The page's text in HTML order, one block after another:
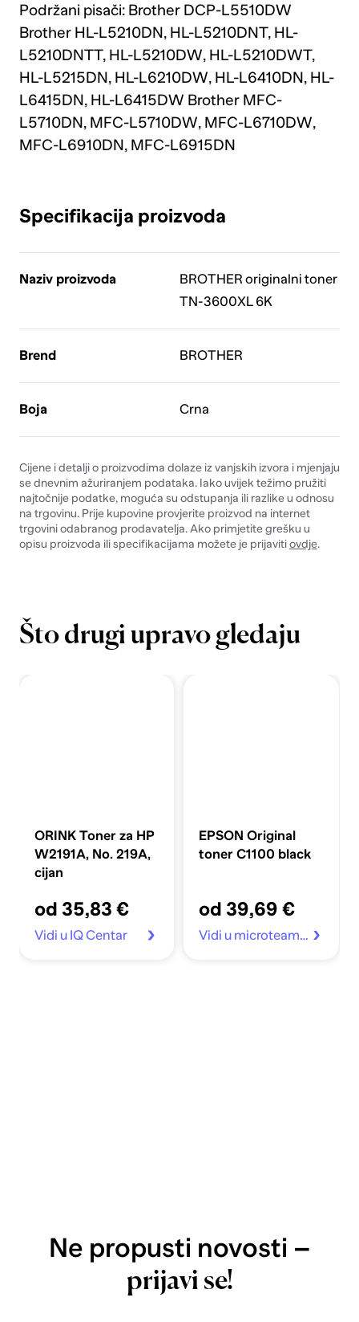
Podržani pisači: Brother DCP-L5510DW
Brother HL-L5210DN, HL-L5210DNT, HL-
L5210DNTT, HL-L5210DW, HL-L5210DWT,
HL-L5215DN, HL-L6210DW, HL-L6410DN, HL-
L6415DN, HL-L6415DW Brother MFC-
L5710DN, MFC-L5710DW, MFC-L6710DW,
MFC-L6910DN, MFC-L6915DN
Specifikacija proizvoda
Naziv proizvoda
BROTHER originalni toner
TN-3600XL 6K
Brend BROTHER
Boja Crna
Cijene i detalji o proizvodima dolaze iz vanjskih izvora i mjenjaju
se dnevnim ažuriranjem podataka. Iako uvijek težimo pružiti
najtočnije podatke, moguća su odstupanja ili razlike u odnosu
na trgovinu. Prije kupovine provjerite proizvod na internet
trgovini odabranog prodavatelja. Ako primjetite grešku u
opisu proizvoda ili specifikacijama možete je prijavitiovdje.
Što drugi upravo gledaju
ORINK Toner za HP
W2191A, No. 219A,
cijan
od 35,83 €
Vidi u IQ Centar
EPSON Original
toner C1100 black
od 39,69 €
Vidi u microteam.hr
Ne propusti novosti –
prijavi se!